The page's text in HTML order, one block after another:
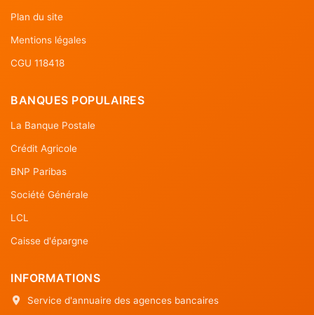
Plan du site
Mentions légales
CGU 118418
BANQUES POPULAIRES
La Banque Postale
Crédit Agricole
BNP Paribas
Société Générale
LCL
Caisse d'épargne
INFORMATIONS
Service d'annuaire des agences bancaires